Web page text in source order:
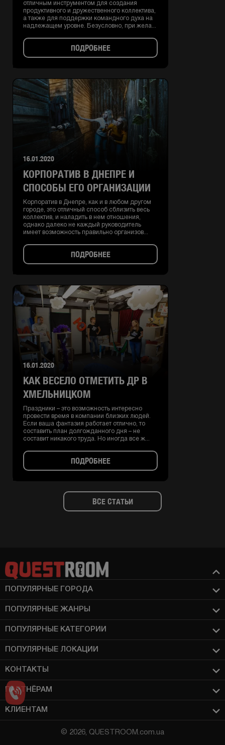
отличным инструментом для создания
продуктивного и дружественного коллектива,
а также для поддержки командного духа на
надлежащем уровне. Безусловно, при жела...
ПОДРОБНЕЕ
КОРПОРАТИВ В ДНЕПРЕ И
СПОСОБЫ ЕГО ОРГАНИЗАЦИИ
Корпоратив в Днепре, как и в любом другом
городе, это отличный способ сблизить весь
коллектив, и наладить в нем отношения,
однако далеко не каждый руководитель
имеет возможность правильно организов...
16.01.2020
ПОДРОБНЕЕ
КАК ВЕСЕЛО ОТМЕТИТЬ ДР В
ХМЕЛЬНИЦКОМ
Праздники – это возможность интересно
провести время в компании близких людей.
Если ваша фантазия работает отлично, то
составить план долгожданного дня – не
составит никакого труда. Но иногда все ж...
16.01.2020
ПОДРОБНЕЕ
ВСЕ СТАТЬИ
ПОПУЛЯРНЫЕ ГОРОДА
ПОПУЛЯРНЫЕ ЖАНРЫ
ПОПУЛЯРНЫЕ КАТЕГОРИИ
ПОПУЛЯРНЫЕ ЛОКАЦИИ
КОНТАКТЫ
ПАРТНЁРАМ
КЛИЕНТАМ
© 2026, QUESTROOM.com.ua